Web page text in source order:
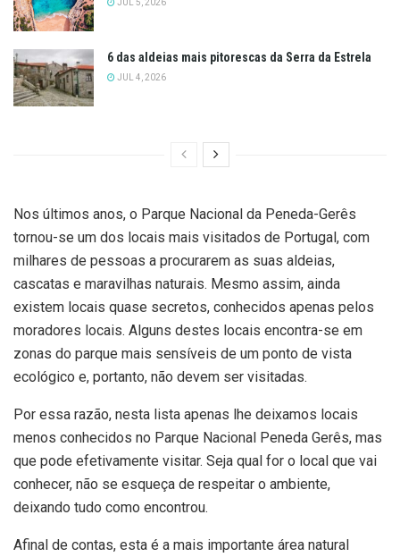
6 das aldeias mais pitorescas da Serra da Estrela
JUL 4, 2026
Nos últimos anos, o Parque Nacional da Peneda-Gerês
tornou-se um dos locais mais visitados de Portugal, com
milhares de pessoas a procurarem as suas aldeias,
cascatas e maravilhas naturais. Mesmo assim, ainda
existem locais quase secretos, conhecidos apenas pelos
moradores locais. Alguns destes locais encontra-se em
zonas do parque mais sensíveis de um ponto de vista
ecológico e, portanto, não devem ser visitadas.
Por essa razão, nesta lista apenas lhe deixamos locais
menos conhecidos no Parque Nacional Peneda Gerês, mas
que pode efetivamente visitar. Seja qual for o local que vai
conhecer, não se esqueça de respeitar o ambiente,
deixando tudo como encontrou.
Afinal de contas, esta é a mais importante área natural